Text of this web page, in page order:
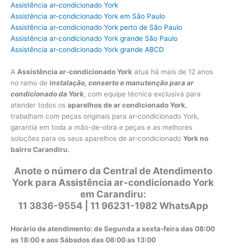
Assistência ar-condicionado York
Assistência ar-condicionado York em São Paulo
Assistência ar-condicionado York perto de São Paulo
Assistência ar-condicionado York grande São Paulo
Assistência ar-condicionado York grande ABCD
A Assistência ar-condicionado York atua há mais de 12 anos
no ramo deinstalação, conserto e manutenção para ar
condicionado da York, com equipe técnica exclusiva para
atender todos osaparelhos de ar condicionado York,
trabalham com peças originais para ar-condicionado York,
garantia em toda a mão-de-obra e peças e as melhores
soluções para os seus aparelhos de ar-condicionadoYork no
bairro Carandiru.
Anote o número da Central de Atendimento
York para Assistência ar-condicionado York
em Carandiru:
11 3836-9554 | 11 96231-1982 WhatsApp
Horário de atendimento: de Segunda a sexta-feira das 08:00
as 18:00 e aos Sábados das 08:00 as 13:00